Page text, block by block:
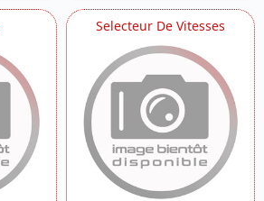
Selecteur De Vitesses